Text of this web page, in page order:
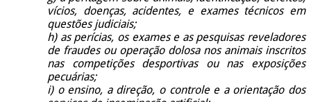
vícios, doenças, acidentes, e exames técnicos em
questões judiciais;
h) as perícias, os exames e as pesquisas reveladores
de fraudes ou operação dolosa nos animais inscritos
nas competições desportivas ou nas exposições
pecuárias;
i) o ensino, a direção, o controle e a orientação dos